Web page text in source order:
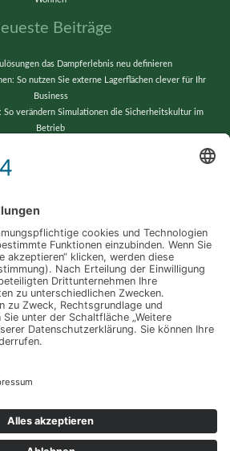
Beiträge
das Dampferlebnis neu definieren
So nutzen Sie externe Lagerflächen clever für Ihr
Business
verändern Simulationen die Sicherheitskultur im
Betrieb
Techniktricks für gestochen scharfe Videos und
Schlagwörter
Computer Dropshipping Erfolg
Garten
Ladungssicherung Lampen LED Leuchten
Smart Smarthome Smartwatch
Treppenlift Webseite
Technik von A bis Z